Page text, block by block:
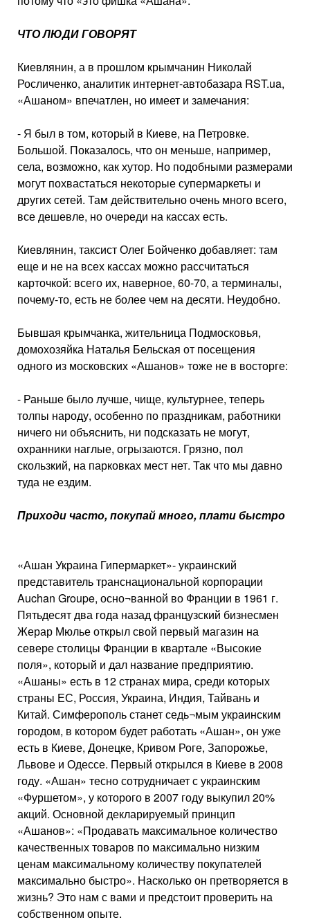
ЧТО ЛЮДИ ГОВОРЯТ
Киевлянин, а в прошлом крымчанин Николай
Росличенко, аналитик интернет-автобазара RST.ua,
«Ашаном» впечатлен, но имеет и замечания:
- Я был в том, который в Киеве, на Петровке.
Большой. Показалось, что он меньше, например,
села, возможно, как хутор. Но подобными размерами
могут похвастаться некоторые супермаркеты и
других сетей. Там действительно очень много всего,
все дешевле, но очереди на кассах есть.
Киевлянин, таксист Олег Бойченко добавляет: там
еще и не на всех кассах можно рассчитаться
карточкой: всего их, наверное, 60-70, а терминалы,
почему-то, есть не более чем на десяти. Неудобно.
Бывшая крымчанка, жительница Подмосковья,
домохозяйка Наталья Бельская от посещения
одного из московских «Ашанов» тоже не в восторге:
- Раньше было лучше, чище, культурнее, теперь
толпы народу, особенно по праздникам, работники
ничего ни объяснить, ни подсказать не могут,
охранники наглые, огрызаются. Грязно, пол
скользкий, на парковках мест нет. Так что мы давно
туда не ездим.
Приходи часто, покупай много, плати быстро
«Ашан Украина Гипермаркет»- украинский
представитель транснациональной корпорации
Auchan Groupe, осно¬ванной во Франции в 1961 г.
Пятьдесят два года назад французский бизнесмен
Жерар Мюлье открыл свой первый магазин на
севере столицы Франции в квартале «Высокие
поля», который и дал название предприятию.
«Ашаны» есть в 12 странах мира, среди которых
страны ЕС, Россия, Украина, Индия, Тайвань и
Китай. Симферополь станет седь¬мым украинским
городом, в котором будет работать «Ашан», он уже
есть в Киеве, Донецке, Кривом Роге, Запорожье,
Львове и Одессе. Первый открылся в Киеве в 2008
году. «Ашан» тесно сотрудничает с украинским
«Фуршетом», у которого в 2007 году выкупил 20%
акций. Основной декларируемый принцип
«Ашанов»: «Продавать максимальное количество
качественных товаров по максимально низким
ценам максимальному количеству покупателей
максимально быстро». Насколько он претворяется в
жизнь? Это нам с вами и предстоит проверить на
собственном опыте.